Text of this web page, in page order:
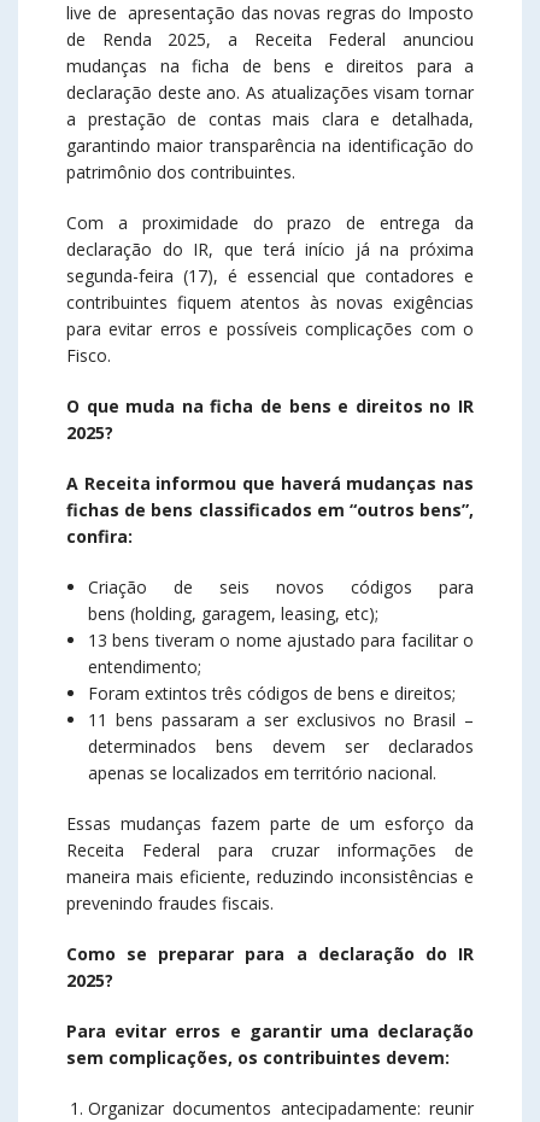
live de apresentação das novas regras do Imposto
de Renda 2025, a Receita Federal anunciou
mudanças na ficha de bens e direitos para a
declaração deste ano. As atualizações visam tornar
a prestação de contas mais clara e detalhada,
garantindo maior transparência na identificação do
patrimônio dos contribuintes.
Com a proximidade do prazo de entrega da
declaração do IR, que terá início já na próxima
segunda-feira (17), é essencial que contadores e
contribuintes fiquem atentos às novas exigências
para evitar erros e possíveis complicações com o
Fisco.
O que muda na ficha de bens e direitos no IR
2025?
A Receita informou que haverá mudanças nas
fichas de bens classificados em “outros bens”,
confira:
Criação de seis novos códigos para
bens (holding, garagem, leasing, etc);
13 bens tiveram o nome ajustado para facilitar o
entendimento;
Foram extintos três códigos de bens e direitos;
11 bens passaram a ser exclusivos no Brasil –
determinados bens devem ser declarados
apenas se localizados em território nacional.
Essas mudanças fazem parte de um esforço da
Receita Federal para cruzar informações de
maneira mais eficiente, reduzindo inconsistências e
prevenindo fraudes fiscais.
Como se preparar para a declaração do IR
2025?
Para evitar erros e garantir uma declaração
sem complicações, os contribuintes devem:
Organizar documentos antecipadamente: reunir